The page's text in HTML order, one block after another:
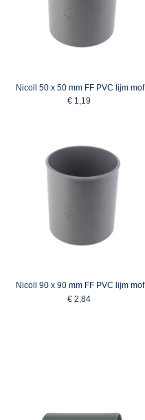
Nicoll 50 x 50 mm FF PVC lijm mof
€ 1,19
Nicoll 90 x 90 mm FF PVC lijm mof
€ 2,84